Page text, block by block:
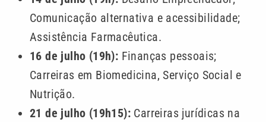
Comunicação alternativa e acessibilidade;
Assistência Farmacêutica.
16 de julho (19h): Finanças pessoais;
Carreiras em Biomedicina, Serviço Social e
Nutrição.
21 de julho (19h15): Carreiras jurídicas na